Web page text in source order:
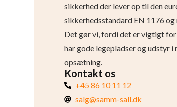
sikkerhed der lever op til den
sikkerhedsstandard EN 1176 og
Det gør vi, fordi det er vigtigt for
har gode legepladser og udstyr i
opsætning.
Kontakt os
+45 86 10 11 12
salg@samm-sall.dk